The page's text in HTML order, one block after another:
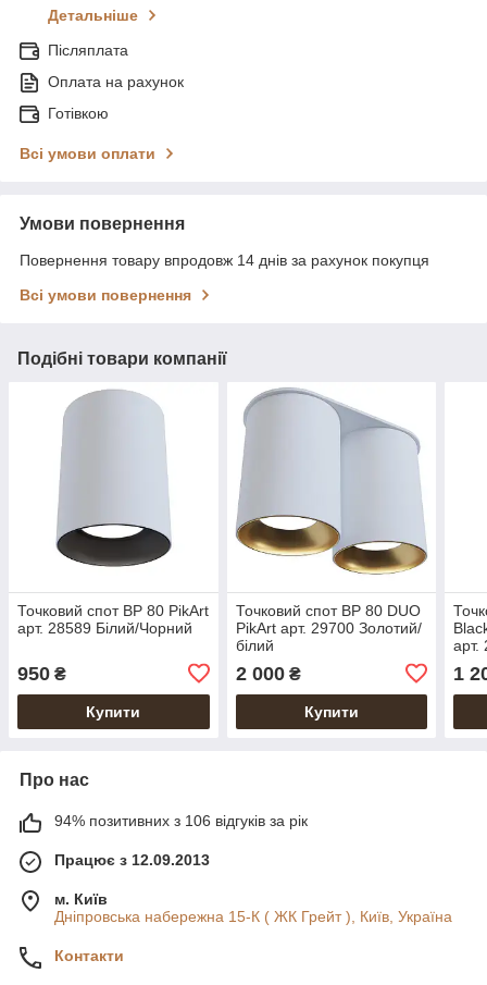
Детальніше
Післяплата
Оплата на рахунок
Готівкою
Всі умови оплати
Умови повернення
Повернення товару впродовж 14 днів за рахунок покупця
Всі умови повернення
Подібні товари компанії
Точковий спот BP 80 PikArt
арт. 28589 Білий/Чорний
950 ₴
Купити
Точковий спот BP 80 DUO
PikArt арт. 29700 Золотий/
білий
2 000₴
Купити
арт.
1
Про нас
94% позитивних з 106 відгуків за рік
Працює з 12.09.2013
м. Київ
Дніпровська набережна 15-К ( ЖК Грейт ), Київ, Україна
Контакти